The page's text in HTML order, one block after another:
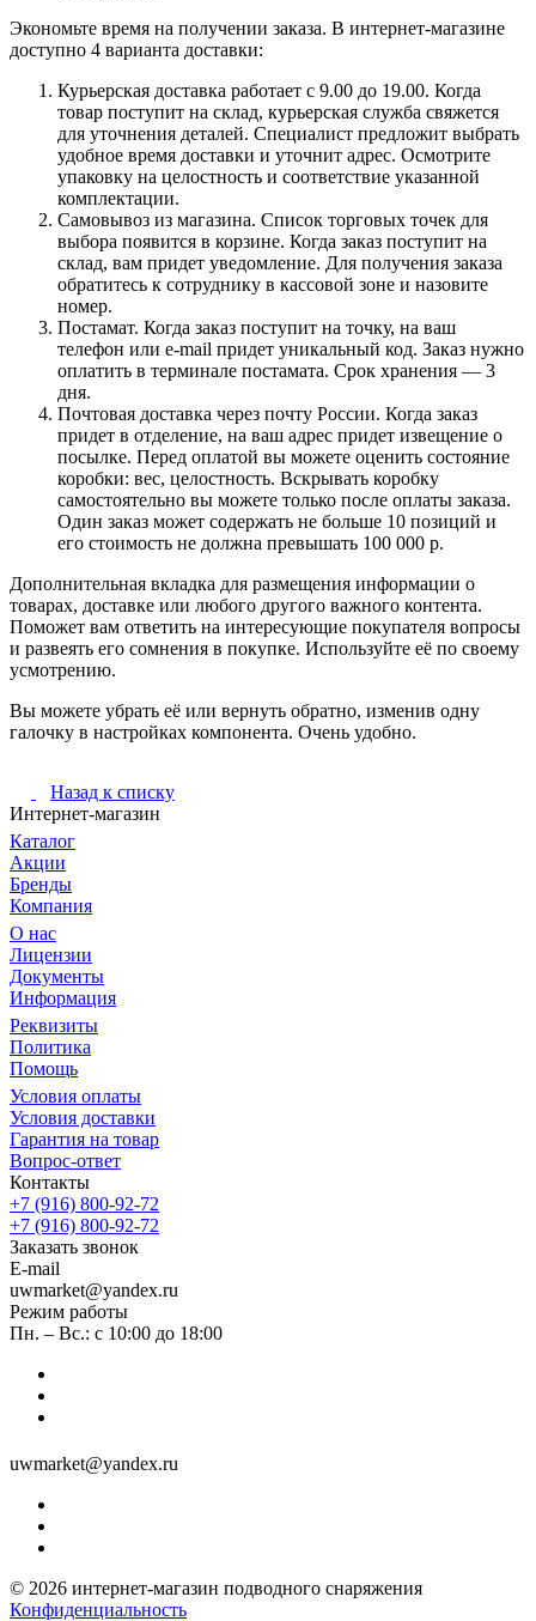
Экономьте время на получении заказа. В интернет-магазине
доступно 4 варианта доставки:
Курьерская доставка работает с 9.00 до 19.00. Когда
товар поступит на склад, курьерская служба свяжется
для уточнения деталей. Специалист предложит выбрать
удобное время доставки и уточнит адрес. Осмотрите
упаковку на целостность и соответствие указанной
комплектации.
Самовывоз из магазина. Список торговых точек для
выбора появится в корзине. Когда заказ поступит на
склад, вам придет уведомление. Для получения заказа
обратитесь к сотруднику в кассовой зоне и назовите
номер.
Постамат. Когда заказ поступит на точку, на ваш
телефон или e-mail придет уникальный код. Заказ нужно
оплатить в терминале постамата. Срок хранения — 3
дня.
Почтовая доставка через почту России. Когда заказ
придет в отделение, на ваш адрес придет извещение о
посылке. Перед оплатой вы можете оценить состояние
коробки: вес, целостность. Вскрывать коробку
самостоятельно вы можете только после оплаты заказа.
Один заказ может содержать не больше 10 позиций и
его стоимость не должна превышать 100 000 р.
Дополнительная вкладка для размещения информации о
товарах, доставке или любого другого важного контента.
Поможет вам ответить на интересующие покупателя вопросы
и развеять его сомнения в покупке. Используйте её по своему
усмотрению.
Вы можете убрать её или вернуть обратно, изменив одну
галочку в настройках компонента. Очень удобно.
Назад к списку
Интернет-магазин
Каталог
Акции
Бренды
Компания
О нас
Лицензии
Документы
Информация
Реквизиты
Политика
Помощь
Условия оплаты
Условия доставки
Гарантия на товар
Вопрос-ответ
Контакты
+7 (916) 800-92-72
+7 (916) 800-92-72
Заказать звонок
E-mail
uwmarket@yandex.ru
Режим работы
Пн. – Вс.: с 10:00 до 18:00
uwmarket@yandex.ru
© 2026 интернет-магазин подводного снаряжения
Конфиденциальность